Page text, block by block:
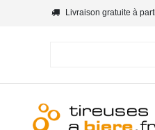
Livraison gratuite à